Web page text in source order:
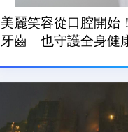
美麗笑容從口腔開始
牙齒 也守護全身健